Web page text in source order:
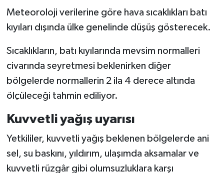
Meteoroloji verilerine göre hava sıcaklıkları batı
kıyıları dışında ülke genelinde düşüş gösterecek.
Sıcaklıkların, batı kıyılarında mevsim normalleri
civarında seyretmesi beklenirken diğer
bölgelerde normallerin 2 ila 4 derece altında
ölçüleceği tahmin ediliyor.
Kuvvetli yağış uyarısı
Yetkililer, kuvvetli yağış beklenen bölgelerde ani
sel, su baskını, yıldırım, ulaşımda aksamalar ve
kuvvetli rüzgâr gibi olumsuzluklara karşı